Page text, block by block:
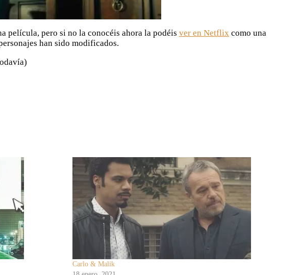
película, pero si no la conocéis ahora la podéis ver en Netflix como una
han sido modificados.
Carlo & Malik